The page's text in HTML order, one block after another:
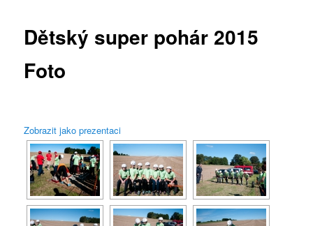
webu
Dětský super pohár 2015
Foto
Zobrazit jako prezentaci